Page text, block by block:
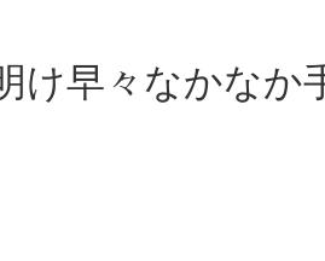
け早々なかなか